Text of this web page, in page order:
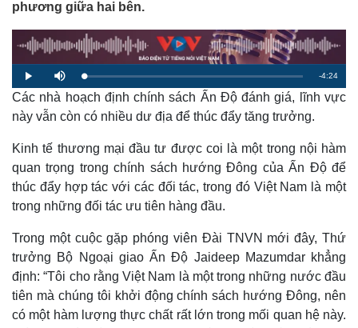
phương giữa hai bên.
P
l
a
y
M
u
e
L
o
a
d
d
5
%
R
e
a
i
i
-4:24
Các nhà hoạch định chính sách Ấn Độ đánh giá, lĩnh vực
này vẫn còn có nhiều dư địa để thúc đẩy tăng trưởng.
Kinh tế thương mại đầu tư được coi là một trong nội hàm
quan trọng trong chính sách hướng Đông của Ấn Độ để
thúc đẩy hợp tác với các đối tác, trong đó Việt Nam là một
trong những đối tác ưu tiên hàng đầu.
Trong một cuộc gặp phóng viên Đài TNVN mới đây, Thứ
trưởng Bộ Ngoại giao Ấn Độ Jaideep Mazumdar khẳng
định: “Tôi cho rằng Việt Nam là một trong những nước đầu
tiên mà chúng tôi khởi động chính sách hướng Đông, nên
có một hàm lượng thực chất rất lớn trong mối quan hệ này.